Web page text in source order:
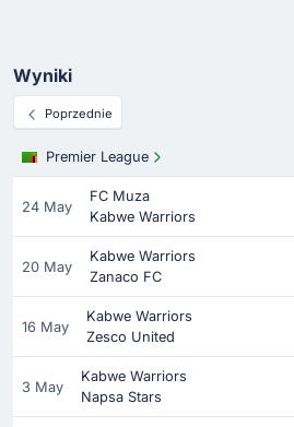
Wyniki
Poprzednie
Premier League
24 May
FC Muza
Kabwe Warriors
20 May
Kabwe Warriors
Zanaco FC
16 May
Kabwe Warriors
Zesco United
3 May
Kabwe Warriors
Napsa Stars